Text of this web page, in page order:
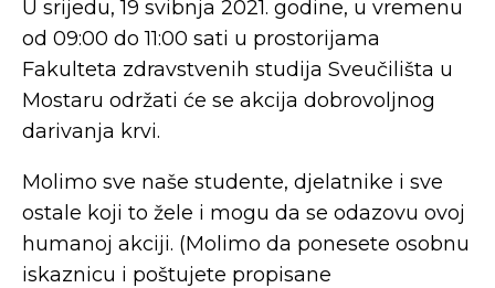
U srijedu, 19 svibnja 2021. godine, u vremenu
od 09:00 do 11:00 sati u prostorijama
Fakulteta zdravstvenih studija Sveučilišta u
Mostaru održati će se akcija dobrovoljnog
darivanja krvi.
Molimo sve naše studente, djelatnike i sve
ostale koji to žele i mogu da se odazovu ovoj
humanoj akciji. (Molimo da ponesete osobnu
iskaznicu i poštujete propisane